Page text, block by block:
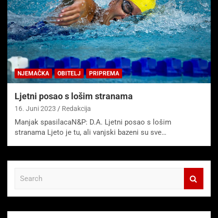
NJEMAČKA OBITELJ PRIPREMA
Ljetni posao s lošim stranama
16. Juni 2023 Redakcija
Manjak spasilacaN&P: D.A. Ljetni posao s lošim
stranama Ljeto je tu, ali vanjski bazeni su sve…
c